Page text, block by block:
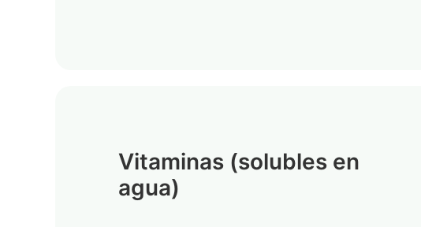
Vitaminas (solubles en
agua)